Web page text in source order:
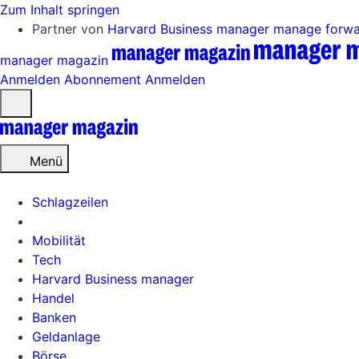
Zum Inhalt springen
Partner von Harvard Business manager manage
manager magazin
Anmelden Abonnement Anmelden
öffnen
Menü
Schlagzeilen
Mobilität
Tech
Harvard Business manager
Handel
Banken
Geldanlage
Börse